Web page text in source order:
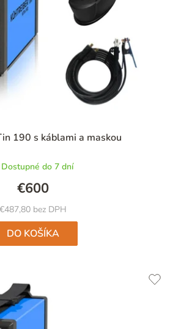
190 s káblami a maskou
do 7 dní
€487,80 bez DPH
€600
DO KOŠÍKA